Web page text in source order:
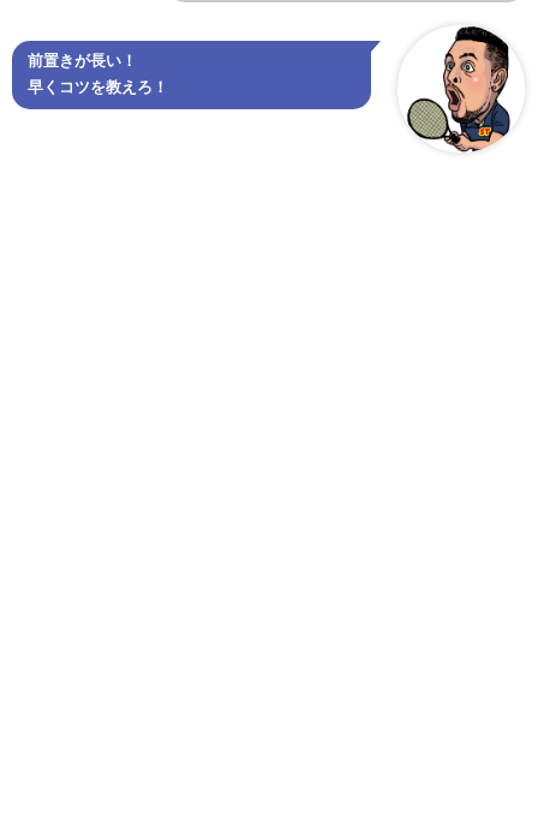
前置きが長い！
早くコツを教えろ！